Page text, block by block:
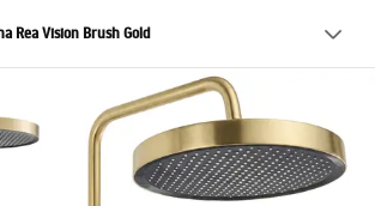
Rea Vision Brush Gold